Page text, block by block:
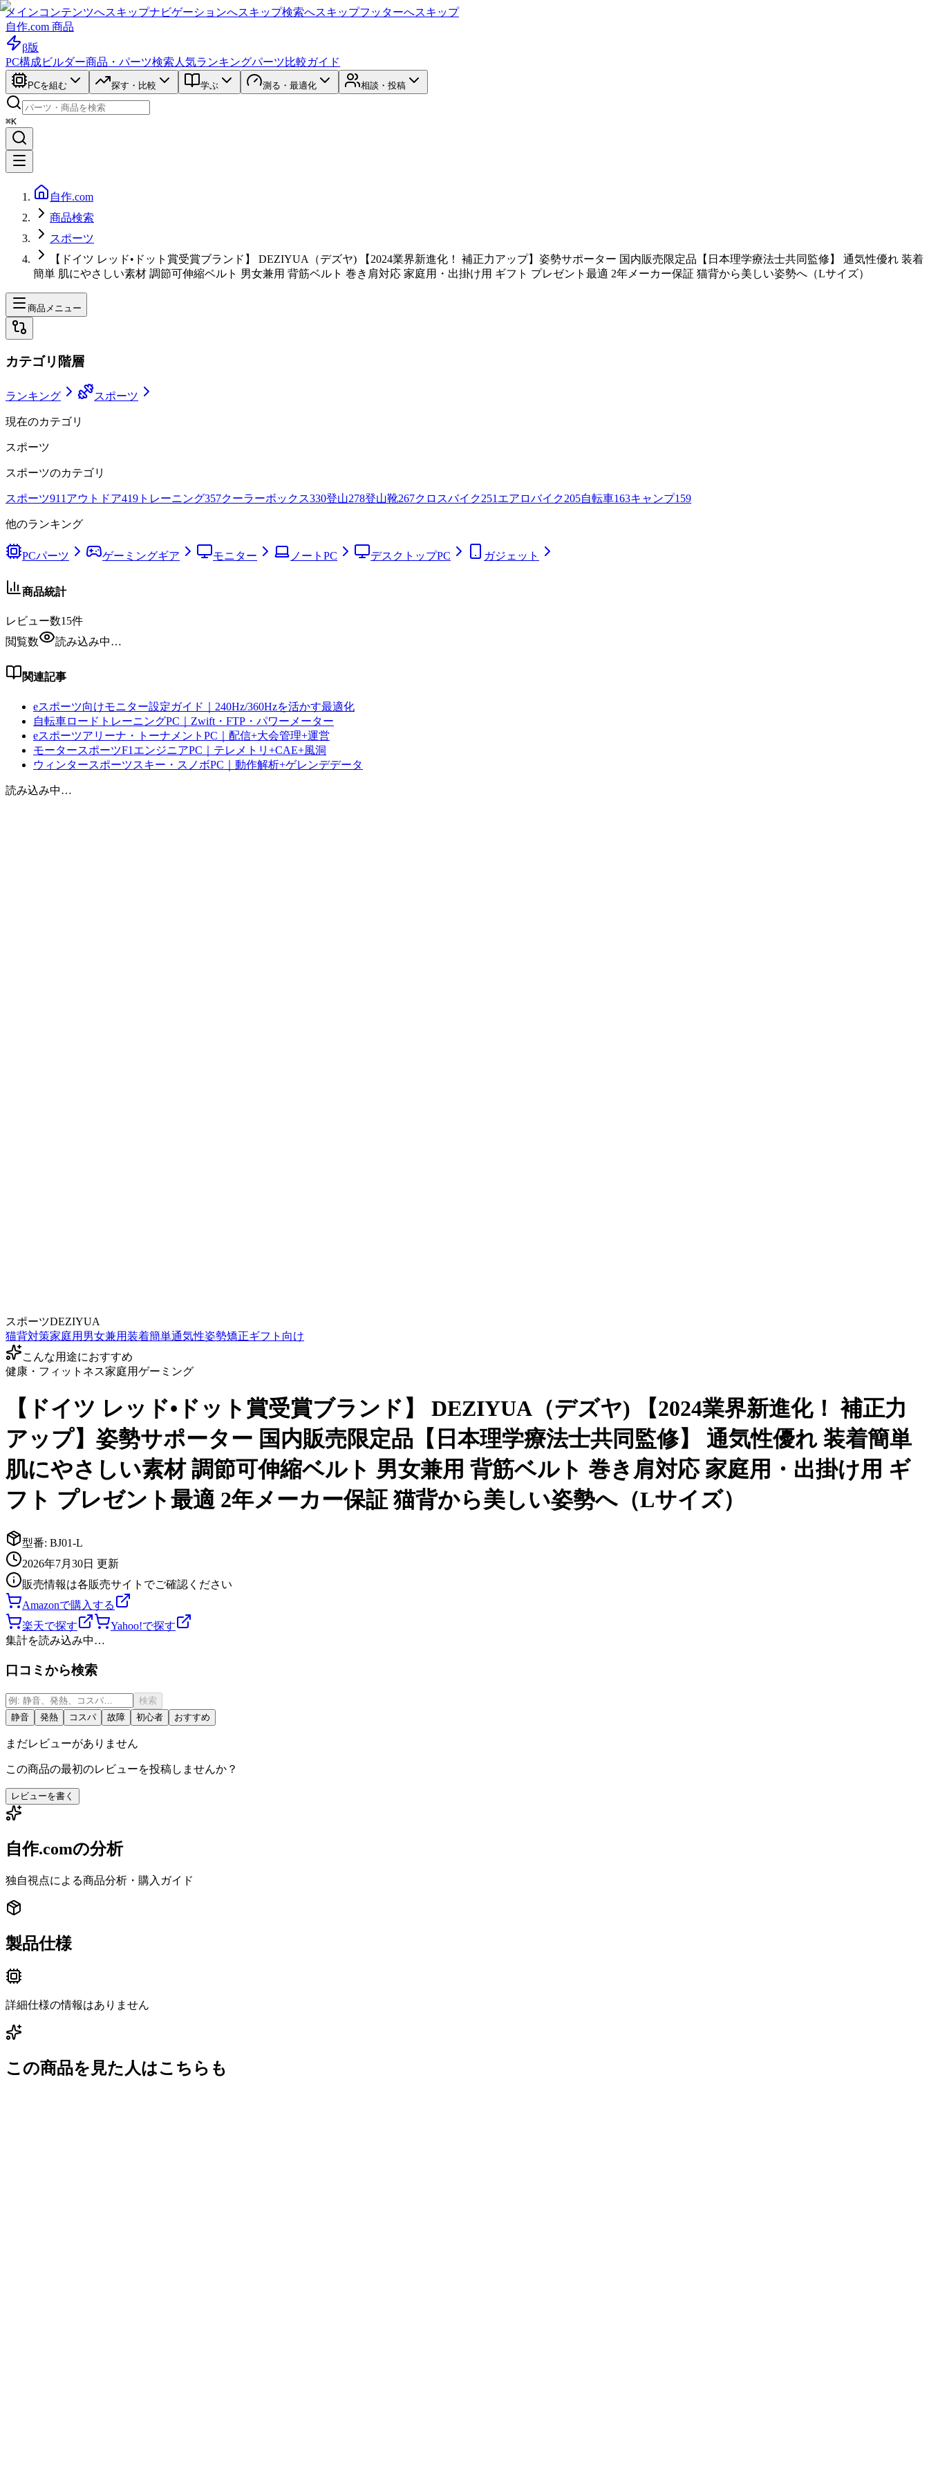
メインコンテンツへスキップナビゲーションへスキップ検索へスキップフッターへスキップ
自作.com 商品
β版
PC構成ビルダー商品・パーツ検索 人気ランキングパーツ比較ガイド
PCを組む 探す・比較 学ぶ 測る・最適化 相談・投稿
⌘K
自作.com
商品検索
スポーツ
【ドイツ レッド•ドット賞受賞ブランド】 DEZIYUA（デズヤ) 【2024業界新進化！ 補正力アップ】姿勢サポーター 国内販売限定品【日本理学療法士共同監修】 通気性優れ 装着
簡単 肌にやさしい素材 調節可伸縮ベルト 男女兼用 背筋ベルト 巻き肩対応 家庭用・出掛け用 ギフト プレゼント最適 2年メーカー保証 猫背から美しい姿勢へ（Lサイズ）
商品メニュー
カテゴリ階層
ランキング スポーツ
現在のカテゴリ
スポーツ
スポーツのカテゴリ
スポーツ911アウトドア419 トレーニング357クーラーボックス330登山278登山靴267クロスバイク251エアロバイク205自転車163キャンプ159
他のランキング
PCパーツ ゲーミングギア モニター ノートPC デスクトップPC ガジェット
商品統計
レビュー数15件
閲覧数
読み込み中…
関連記事
eスポーツ向けモニター設定ガイド｜240Hz/360Hzを活かす最適化
自転車ロードトレーニングPC｜Zwift・FTP・パワーメーター
eスポーツアリーナ・トーナメントPC｜配信+大会管理+運営
モータースポーツF1エンジニアPC｜テレメトリ+CAE+風洞
ウィンタースポーツスキー・スノボPC｜動作解析+ゲレンデデータ
読み込み中…
スポーツDEZIYUA
猫背対策家庭用 男女兼用装着簡単通気性姿勢矯正ギフト向け
こんな用途におすすめ
健康・フィットネス家庭用ゲーミング
【ドイツ レッド•ドット賞受賞ブランド】 DEZIYUA（デズヤ) 【2024業界新進化！ 補正力
アップ】姿勢サポーター 国内販売限定品【日本理学療法士共同監修】 通気性優れ 装着簡単
肌にやさしい素材 調節可伸縮ベルト 男女兼用 背筋ベルト 巻き肩対応 家庭用・出掛け用 ギ
フト プレゼント最適 2年メーカー保証 猫背から美しい姿勢へ（Lサイズ）
型番: BJ01-L
2026年7月30日 更新
販売情報は各販売サイトでご確認ください
Amazonで購入する
楽天で探す
Yahoo!で探す
集計を読み込み中…
口コミから検索
検索
静音
発熱 コスパ 故障 初心者 おすすめ
まだレビューがありません
この商品の最初のレビューを投稿しませんか？
レビューを書く
自作.comの分析
独自視点による商品分析・購入ガイド
製品仕様
詳細仕様の情報はありません
この商品を見た人はこちらも